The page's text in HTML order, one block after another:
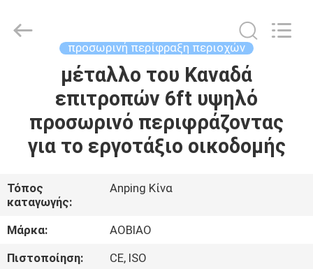
ΠΡΟΪΌΝΤΑ
ΠΕΡΊΠΟΥ
ΕΜΕΊΣ
ΓΎΡΟΣ
ΕΡΓΟΣΤΑΣΊΩΝ
Copyright
Developed
προσωρινή περίφραξη περιοχών
μέταλλο του Καναδά
επιτροπών 6ft υψηλό
προσωρινό περιφράζοντας
για το εργοτάξιο οικοδομής
Τόπος
καταγωγής:
Anping Κίνα
Μάρκα:
AOBIAO
Πιστοποίηση:
CE, ISO